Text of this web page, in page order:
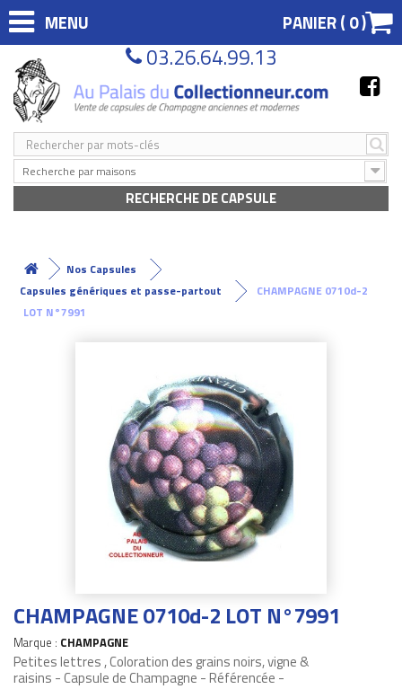
MENU PANIER (0)
03.26.64.99.13
Recherche par maisons
RECHERCHE DE CAPSULE
Nos Capsules
Capsules génériques et passe-partout
CHAMPAGNE 0710d-2
LOT N°7991
CHAMPAGNE 0710d-2 LOT N°7991
Marque : CHAMPAGNE
Petites lettres , Coloration des grains noirs, vigne &
raisins - Capsule de Champagne - Référencée -